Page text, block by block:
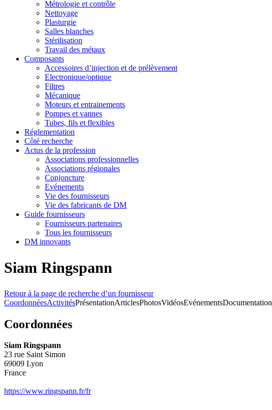
Métrologie et contrôle
Nettoyage
Plasturgie
Salles blanches
Stérilisation
Travail des métaux
Composants
Accessoires d’injection et de prélèvement
Electronique/optique
Filtres
Mécanique
Moteurs et entrainements
Pompes et vannes
Tubes, fils et flexibles
Réglementation
Côté recherche
Actus de la profession
Associations professionnelles
Associations régionales
Conjoncture
Evénements
Vie des fournisseurs
Vie des fabricants de DM
Guide fournisseurs
Fournisseurs partenaires
Tous les fournisseurs
DM innovants
Siam Ringspann
Retour à la page de recherche d’un fournisseur
CoordonnéesActivitésPrésentationArticlesPhotosVidéosEvénementsDocumentation
Coordonnées
Siam Ringspann
23 rue Saint Simon
69009 Lyon
France
https://www.ringspann.fr/fr